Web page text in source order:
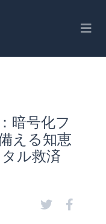
暗号化フ
える知恵
ル救済